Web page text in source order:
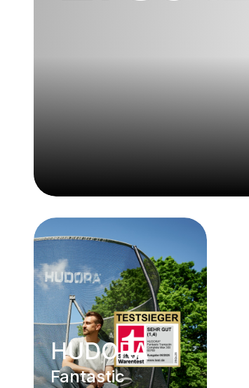
HUDORA
Fantastic